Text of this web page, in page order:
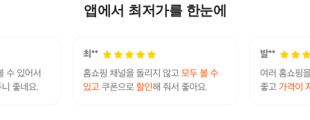
앱에서 최저가를 한눈에
00매
24,900 원
아에르 숨쉬기편한 새부리형 KF94 피크v라이트 마